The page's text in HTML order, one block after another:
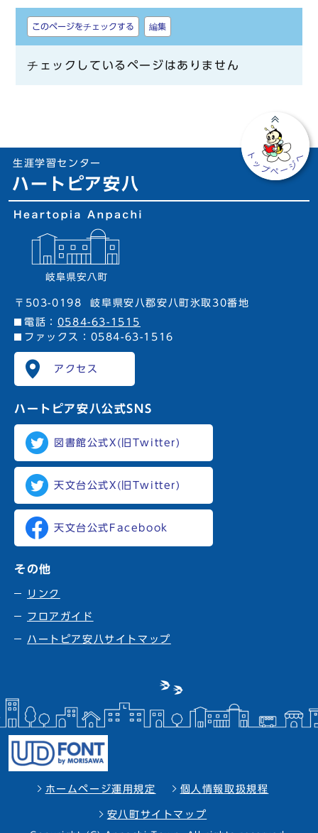
しおり
このページをチェックする 編集
チェックしているページはありません
生涯学習センター
ハートピア安八
〒503-0198
岐阜県安八郡安八町氷取30番地
電話： 0584-63-1515
ファックス：0584-63-1516
アクセス
ハートピア安八公式SNS
図書館公式X(旧Twitter)
天文台公式X(旧Twitter)
天文台公式Facebook
その他
リンク
フロアガイド
ハートピア安八サイトマップ
ホームページ運用規定 個人情報取扱規程
安八町サイトマップ